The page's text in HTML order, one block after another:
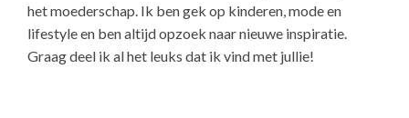
het moederschap. Ik ben gek op kinderen, mode en
lifestyle en ben altijd opzoek naar nieuwe inspiratie.
Graag deel ik al het leuks dat ik vind met jullie!